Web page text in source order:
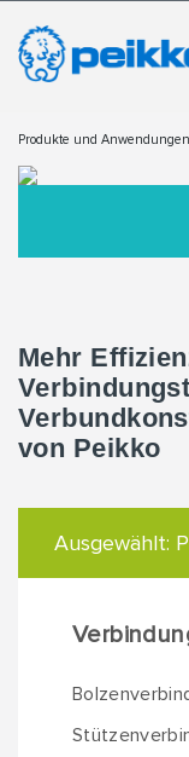
Produkte und Anwendungen
Mehr
von Peikko
Ausgewählt: